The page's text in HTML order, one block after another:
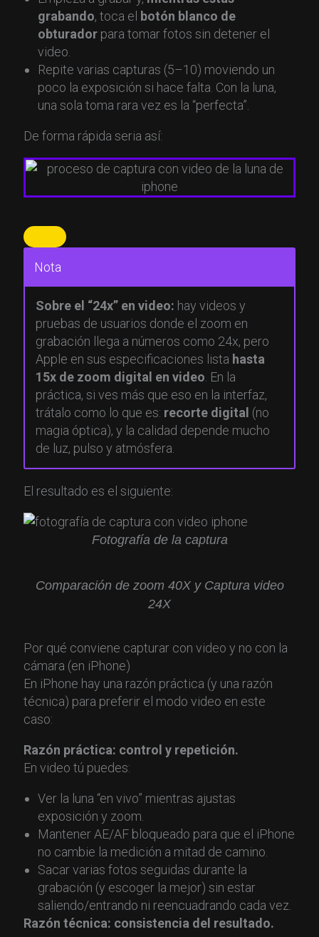
grabando, toca el botón blanco de
obturadorpara tomar fotos sin detener el
video.
Repite varias capturas (5–10) moviendo un
poco la exposición si hace falta. Con la luna,
una sola toma rara vez es la “perfecta”.
De forma rápida seria así:
Nota
Sobre el “24x” en video: hay videos y
pruebas de usuarios donde el zoom en
grabación llega a números como 24x, pero
Apple en sus especificaciones lista hasta
15x de zoom digital en video. En la
práctica, si ves más que eso en la interfaz,
trátalo como lo que es: recorte digital (no
magia óptica), y la calidad depende mucho
de luz, pulso y atmósfera.
El resultado es el siguiente:
Fotografía de la captura
Comparación de zoom 40X y Captura video
24X
Por qué conviene capturar con video y no con la
cámara (en iPhone)
En iPhone hay una razón práctica (y una razón
técnica) para preferir el modo video en este
caso:
Razón práctica: control y repetición.
En video tú puedes:
Ver la luna “en vivo” mientras ajustas
exposición y zoom.
Mantener AE/AF bloqueado para que el iPhone
no cambie la medición a mitad de camino.
Sacar varias fotos seguidas durante la
grabación (y escoger la mejor) sin estar
saliendo/entrando ni reencuadrando cada vez.
Razón técnica: consistencia del resultado.